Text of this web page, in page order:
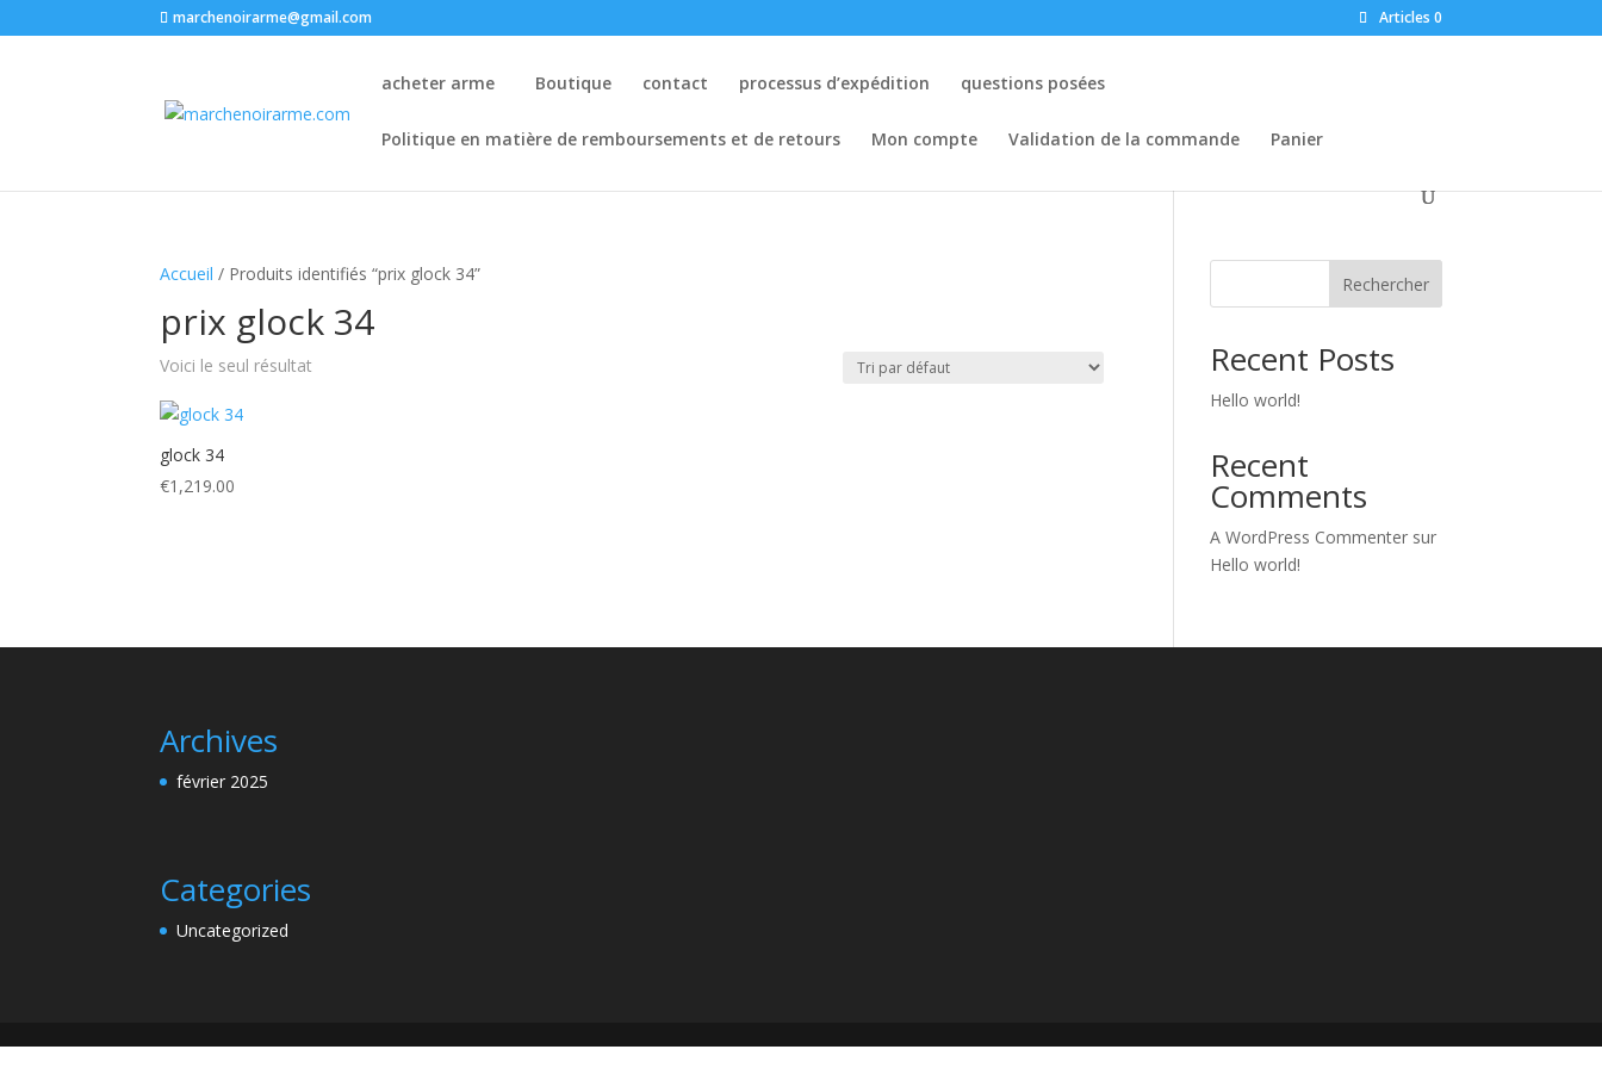
marchenoirarme@gmail.com Articles 0
acheter arme Boutique contact processus d’expédition questions posées
Politique en matière de remboursements et de retours Mon compte Validation de la commande Panier
Accueil / Produits identifiés “prix glock 34​”
prix glock 34​
Voici le seul résultat
glock 34
€1,219.00
Rechercher
Recent Posts
Hello world!
Recent
Comments
A WordPress Commenter sur
Hello world!
Archives
février 2025
Categories
Uncategorized